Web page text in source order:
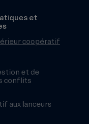
et
coopératif
et de
conflits
aux lanceurs